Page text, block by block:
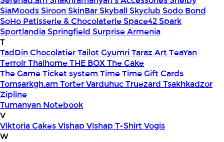
SiaMoodsSiroon SkinBarSkyballSkyclub Sodo Bond
SoHo Patisserie & ChocolaterieSpace42Spark
SportlandiaSpringfield Surprise Armenia
T
TadDin ChocolatierTailot GyumriTaraz ArtTeaYan
TerroirThaihomeTHE BOXThe Cake
The GameTicket system TimeTime Gift Cards
Tomsarkgh.am Torter VarduhucTruezard Tsakhkadzor
Zipline
Tumanyan Notebook
V
Viktoria CakesVishap Vishap T-ShirtVogis
W